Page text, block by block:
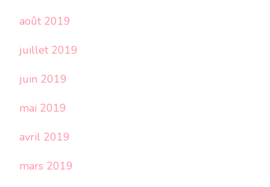
août 2019
juillet 2019
juin 2019
mai 2019
avril 2019
mars 2019